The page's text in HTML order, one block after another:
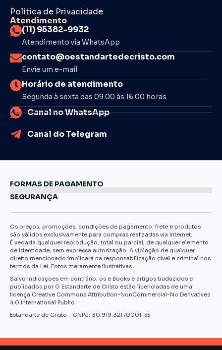
Política de Privacidade
Atendimento
(11) 95382-9932
Atendimento via WhatsApp
contato@oestandartedecristo.com
Envie um e-mail
Horário de atendimento
Segunda à sexta das 09:00 às 16:00 horas
Canal no WhatsApp
Canal do Telegram
FORMAS DE PAGAMENTO
SEGURANÇA
Os preços, promoções, condições de pagamento, frete e produtos
são válidos exclusivamente para compras realizadas via internet.
É vedada qualquer reprodução, total ou parcial, de qualquer elemento
de identidade, sem expressa autorização. A violação de qualquer
direito mencionado implicará na responsabilização cível e criminal nos
termos da Lei. Fotos meramente ilustrativas.
Salvo indicações em contrário, os e Books e artigos traduzidos e
publicados por O Estandarte de Cristo estão licenciadas de uma
licença Creative Commons Attribution-NonCommercial-No Derivatives
4.0 International Public.
Estandarte de Cristo – CNPJ: 30.919.321./0001-55